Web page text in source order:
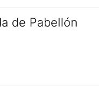
de Pabellón